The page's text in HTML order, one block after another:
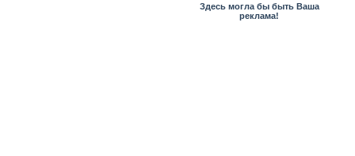
Здесь могла бы быть Ваша
реклама!